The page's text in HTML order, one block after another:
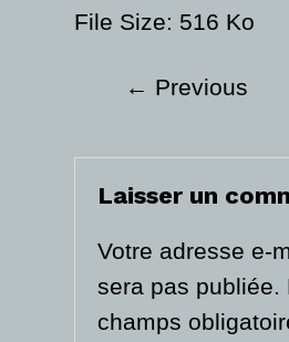
File Size: 516 Ko
← Previous
Laisser un
Votre adresse e-
sera pas publiée.
champs